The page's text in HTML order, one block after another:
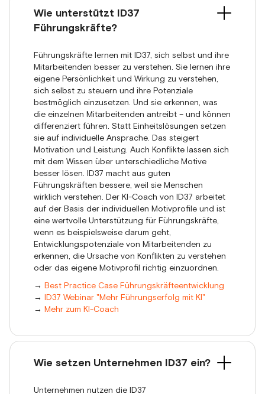
Wie unterstützt ID37
Führungskräfte?
Führungskräfte lernen mit ID37, sich selbst und ihre
Mitarbeitenden besser zu verstehen. Sie lernen ihre
eigene Persönlichkeit und Wirkung zu verstehen,
sich selbst zu steuern und ihre Potenziale
bestmöglich einzusetzen. Und sie erkennen, was
die einzelnen Mitarbeitenden antreibt – und können
differenziert führen. Statt Einheitslösungen setzen
sie auf individuelle Ansprache. Das steigert
Motivation und Leistung. Auch Konflikte lassen sich
mit dem Wissen über unterschiedliche Motive
besser lösen. ID37 macht aus guten
Führungskräften bessere, weil sie Menschen
wirklich verstehen. Der KI-Coach von ID37 arbeitet
auf der Basis der individuellen Motivprofile und ist
eine wertvolle Unterstützung für Führungskräfte,
wenn es beispielsweise darum geht,
Entwicklungspotenziale von Mitarbeitenden zu
erkennen, die Ursache von Konflikten zu verstehen
oder das eigene Motivprofil richtig einzuordnen.
→ Best Practice Case Führungskräfteentwicklung
→ ID37 Webinar "Mehr Führungserfolg mit KI"
→ Mehr zum KI-Coach
Wie setzen Unternehmen ID37 ein?
Unternehmen nutzen die ID37